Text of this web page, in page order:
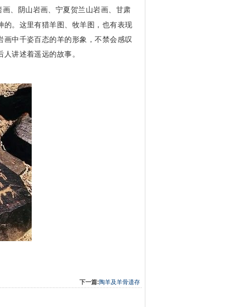
、阴山岩画、宁夏贺兰山岩画、甘肃
。这里有猎羊图、牧羊图，也有表现
中千姿百态的羊的形象，不禁会感叹
讲述着遥远的故事。
下一篇:陶羊及羊骨遗存